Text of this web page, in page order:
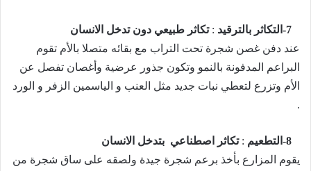
7- التكاثر بالترقيد : تكاثر طبيعي دون تدخل الانسان
عند دفن غصن شجرة تحت التراب مع بقائه متصلا بالأم تقوم
البراعم المدفونة بالنمو وتكون جذور عرضية وأغصان تفصل عن
الأم وتزرع لتعطي نبات جديد مثل العنب و الياسمين الزفر و الورد
.
8- التطعيم : تكاثر اصطناعي بتدخل الانسان
يقوم المزارع بأخذ برعم شجرة جيدة ولصقه على ساق شجرة من